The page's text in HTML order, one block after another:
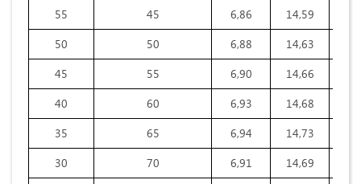
55
45 6,86 14,59
50
50 6,88 14,63
45
55 6,90 14,66
40
60 6,93 14,68
35
65 6,94 14,73
30
70 6,91 14,69